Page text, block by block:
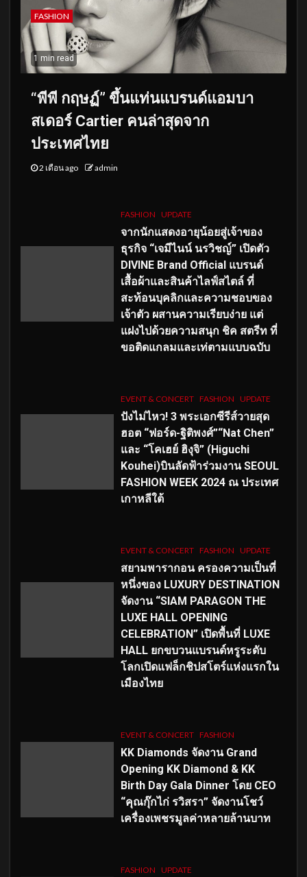
FASHION
1 min read
“พีพี กฤษฏ์” ขึ้นแท่นแบรนด์แอมบา
สเดอร์ Cartier คนล่าสุดจาก
ประเทศไทย
2 เดือน ago admin
FASHION UPDATE
จากนักแสดงอายุน้อยสู่เจ้าของ
ธุรกิจ “เจมีไนน์ นรวิชญ์” เปิดตัว
DIVINE Brand Official แบรนด์
เสื้อผ้าและสินค้าไลฟ์สไตล์ ที่
สะท้อนบุคลิกและความชอบของ
เจ้าตัว ผสานความเรียบง่าย แต่
แฝงไปด้วยความสนุก ชิค สตรีท ที่
ขอติดแกลมและเท่ตามแบบฉบับ
EVENT & CONCERT FASHION UPDATE
ปังไม่ไหว! 3 พระเอกซีรีส์วายสุด
ฮอต “ฟอร์ด-ฐิติพงศ์”“Nat Chen”
และ “โคเฮย์ ฮิงุจิ” (Higuchi
Kouhei)บินลัดฟ้าร่วมงาน SEOUL
FASHION WEEK 2024 ณ ประเทศ
เกาหลีใต้
EVENT & CONCERT FASHION UPDATE
สยามพารากอน ครองความเป็นที่
หนึ่งของ LUXURY DESTINATION
จัดงาน “SIAM PARAGON THE
LUXE HALL OPENING
CELEBRATION” เปิดพื้นที่ LUXE
HALL ยกขบวนแบรนด์หรูระดับ
โลกเปิดแฟล็กชิปสโตร์แห่งแรกใน
เมืองไทย
EVENT & CONCERT FASHION
KK Diamonds จัดงาน Grand
Opening KK Diamond & KK
Birth Day Gala Dinner โดย CEO
“คุณกุ๊กไก่ รวิสรา” จัดงานโชว์
เครื่องเพชรมูลค่าหลายล้านบาท
FASHION UPDATE